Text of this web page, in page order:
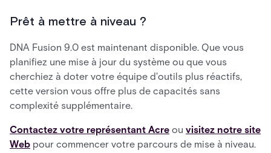
Prêt à mettre à niveau ?
DNA Fusion 9.0 est maintenant disponible. Que vous
planifiez une mise à jour du système ou que vous
cherchiez à doter votre équipe d'outils plus réactifs,
cette version vous offre plus de capacités sans
complexité supplémentaire.
Contactez votre représentant Acre ou visitez notre site
Web pour commencer votre parcours de mise à niveau.